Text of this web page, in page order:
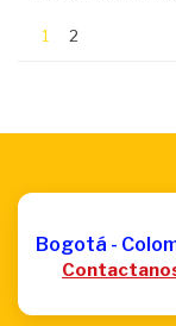
1 2
Bogotá -